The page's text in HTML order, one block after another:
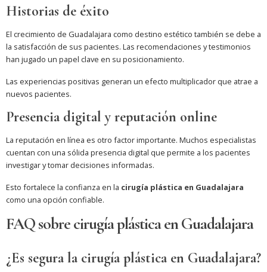
Historias de éxito
El crecimiento de Guadalajara como destino estético también se debe a
la satisfacción de sus pacientes. Las recomendaciones y testimonios
han jugado un papel clave en su posicionamiento.
Las experiencias positivas generan un efecto multiplicador que atrae a
nuevos pacientes.
Presencia digital y reputación online
La reputación en línea es otro factor importante. Muchos especialistas
cuentan con una sólida presencia digital que permite a los pacientes
investigar y tomar decisiones informadas.
Esto fortalece la confianza en la cirugía plástica en Guadalajara
como una opción confiable.
FAQ sobre cirugía plástica en Guadalajara
¿Es segura la cirugía plástica en Guadalajara?